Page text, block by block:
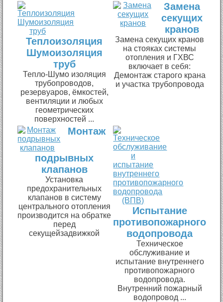
Теплоизоляция
Шумоизоляция
труб
Тепло-Шумо изоляция
трубопроводов,
резервуаров, ёмкостей,
вентиляции и любых
геометрических
поверхностей ...
Замена
секущих
кранов
Замена секущих кранов
на стояках системы
отопления и ГХВС
включает в себя:
Демонтаж старого крана
и участка трубопровода
Монтаж
подрывных
клапанов
Установка
предохранительных
клапанов в систему
центрального отопления
производится на обратке
перед
секущейзадвижкой
Испытание
противопожарного
водопровода
Техническое
обслуживание и
испытание внутреннего
противопожарного
водопровода.
Внутренний пожарный
водопровод ...